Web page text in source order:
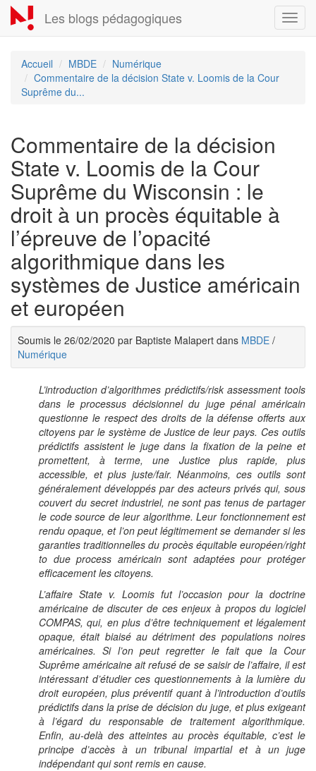
Aller
au
contenu
Les blogs pédagogiques
Accueil MBDE
Numérique
Commentaire de la décision State v. Loomis de la Cour
Suprême du...
Commentaire de la décision
State v. Loomis de la Cour
Suprême du Wisconsin : le
droit à un procès équitable à
l’épreuve de l’opacité
algorithmique dans les
systèmes de Justice américain
et européen
Soumis le 26/02/2020 par Baptiste Malapert dans MBDE /
Numérique
L’introduction d’algorithmes prédictifs/risk assessment tools
dans le processus décisionnel du juge pénal américain
questionne le respect des droits de la défense offerts aux
citoyens par le système de Justice de leur pays. Ces outils
prédictifs assistent le juge dans la fixation de la peine et
promettent, à terme, une Justice plus rapide, plus
accessible, et plus juste/fair. Néanmoins, ces outils sont
généralement développés par des acteurs privés qui, sous
couvert du secret industriel, ne sont pas tenus de partager
le code source de leur algorithme. Leur fonctionnement est
rendu opaque, et l’on peut légitimement se demander si les
garanties traditionnelles du procès équitable européen/right
to due process américain sont adaptées pour protéger
efficacement les citoyens.
L’affaire State v. Loomis fut l’occasion pour la doctrine
américaine de discuter de ces enjeux à propos du logiciel
COMPAS, qui, en plus d’être techniquement et légalement
opaque, était biaisé au détriment des populations noires
américaines. Si l’on peut regretter le fait que la Cour
Suprême américaine ait refusé de se saisir de l’affaire, il est
intéressant d’étudier ces questionnements à la lumière du
droit européen, plus préventif quant à l’introduction d’outils
prédictifs dans la prise de décision du juge, et plus exigeant
à l’égard du responsable de traitement algorithmique.
Enfin, au-delà des atteintes au procès équitable, c’est le
principe d’accès à un tribunal impartial et à un juge
indépendant qui sont remis en cause.